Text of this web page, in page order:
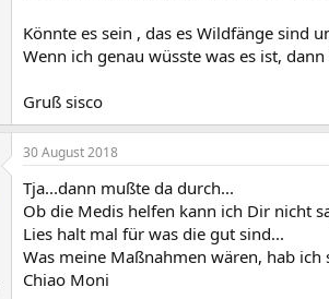
Könnte es sein , das es Wildfänge sind
Wenn ich genau wüsste was es ist,
Gruß sisco
30 August 2018
Tja...dann mußte da durch...
Ob die Medis helfen kann ich Dir nicht
Lies halt mal für was die gut sind...
Was meine Maßnahmen wären, hab ich
Chiao Moni